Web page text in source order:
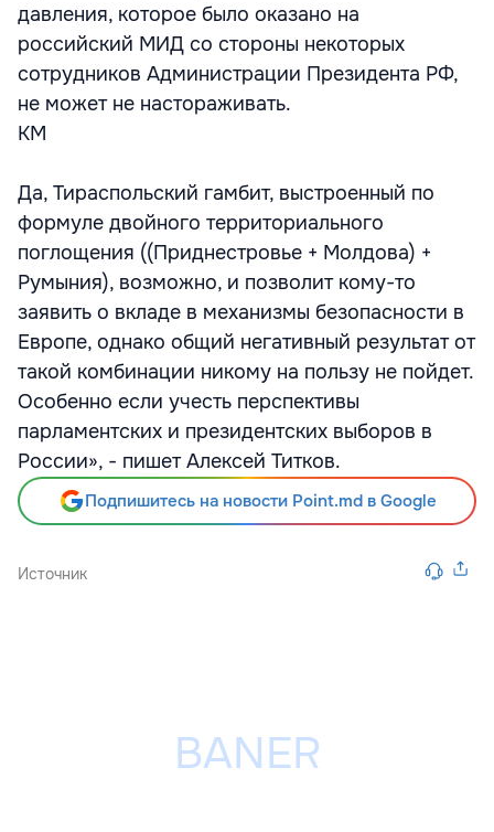
давления, которое было оказано на
российский МИД со стороны некоторых
сотрудников Администрации Президента РФ,
не может не настораживать.
КМ
Да, Тираспольский гамбит, выстроенный по
формуле двойного территориального
поглощения ((Приднестровье + Молдова) +
Румыния), возможно, и позволит кому-то
заявить о вкладе в механизмы безопасности в
Европе, однако общий негативный результат от
такой комбинации никому на пользу не пойдет.
Особенно если учесть перспективы
парламентских и президентских выборов в
России», - пишет Алексей Титков.
Подпишитесь на новости Point.md в Google
Источник